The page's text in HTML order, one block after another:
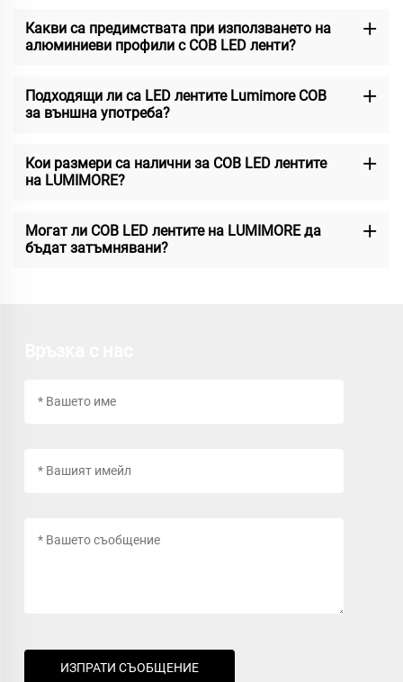
Какви са предимствата при използването на
алюминиеви профили с COB LED ленти?
Подходящи ли са LED лентите Lumimore COB
за външна употреба?
Кои размери са налични за COB LED лентите
на LUMIMORE?
Могат ли COB LED лентите на LUMIMORE да
бъдат затъмнявани?
ИЗПРАТИ СЪОБЩЕНИЕ